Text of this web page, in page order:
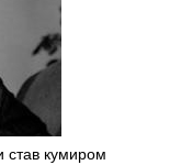
став кумиром